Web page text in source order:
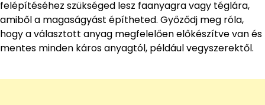
felépítéséhez szükséged lesz faanyagra vagy téglára,
amiből a magaságyást építheted. Győződj meg róla,
hogy a választott anyag megfelelően előkészítve van és
mentes minden káros anyagtól, például vegyszerektől.